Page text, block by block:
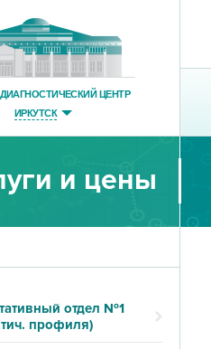
ЦЕНТР
ИРКУТСК
и цены
отдел №1
профиля)